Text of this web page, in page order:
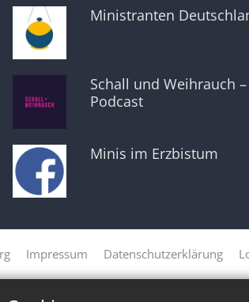
Ministranten
Schall und Weihrauch –
Podcast
Minis im Erzbistum
Impressum Datenschutzerklärung